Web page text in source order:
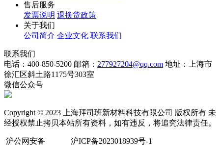
售后服务
发票说明 退换货政策
关于我们
公司简介 企业文化 联系我们
联系我们
电话：400-850-5200 邮箱： 277927204@qq.com 地址：上海市
徐汇区斜土路1175号303室
微信公众号
Copyright © 2023 上海拜司班新材料科技有限公司 版权所有 未
经授权禁止拷贝本站所有资料，如有违反，将追究法律责任。
沪公网安备 沪ICP备2023018939号-1